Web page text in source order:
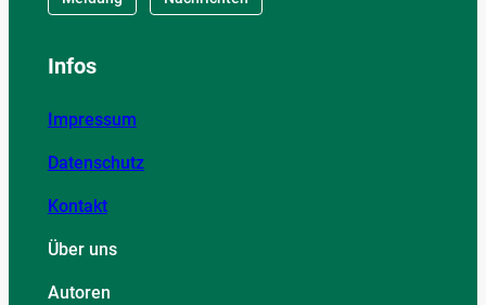
Infos
Impressum
Datenschutz
Kontakt
Über uns
Autoren